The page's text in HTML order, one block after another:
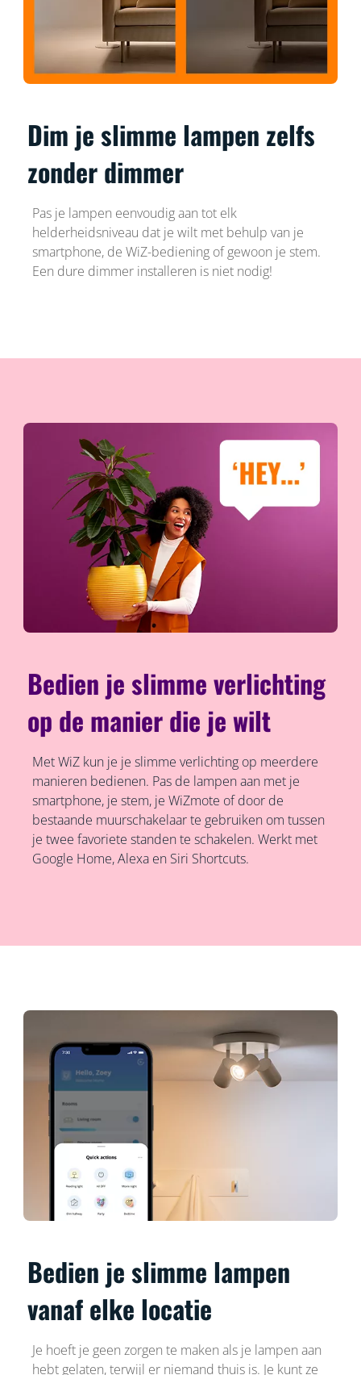
Dim je slimme lampen zelfs
zonder dimmer
Pas je lampen eenvoudig aan tot elk
helderheidsniveau dat je wilt met behulp van je
smartphone, de WiZ-bediening of gewoon je stem.
Een dure dimmer installeren is niet nodig!
Bedien je slimme verlichting
op de manier die je wilt
Met WiZ kun je je slimme verlichting op meerdere
manieren bedienen. Pas de lampen aan met je
smartphone, je stem, je WiZmote of door de
bestaande muurschakelaar te gebruiken om tussen
je twee favoriete standen te schakelen. Werkt met
Google Home, Alexa en Siri Shortcuts.
Bedien je slimme lampen
vanaf elke locatie
Je hoeft je geen zorgen te maken als je lampen aan
hebt gelaten, terwijl er niemand thuis is. Je kunt ze